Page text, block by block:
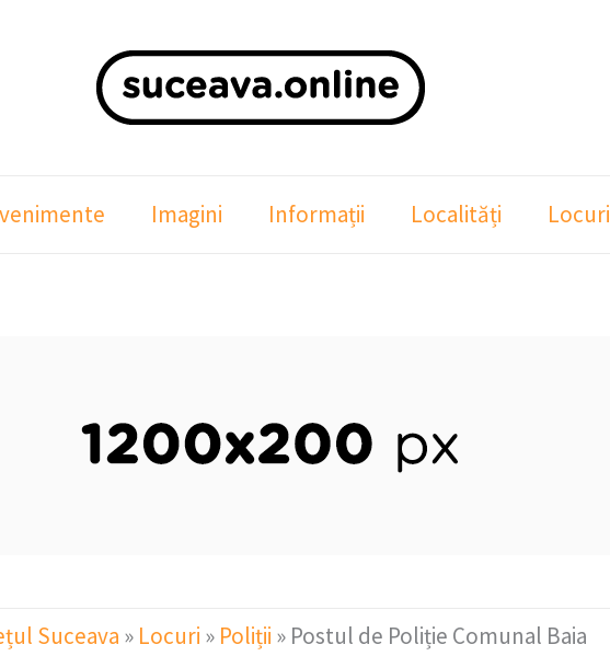
Imagini Informații Localități Locuri
Suceava » Locuri » Poliții » Postul de Poliție Comunal Baia